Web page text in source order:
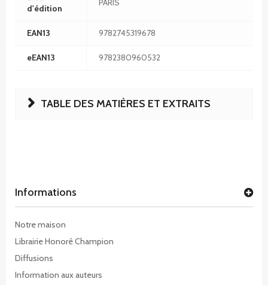
d'édition
PARIS
EAN13 9782745319678
eEAN13 9782380960532
TABLE DES MATIÈRES ET EXTRAITS
Informations
Notre maison
Librairie Honoré Champion
Diffusions
Information aux auteurs